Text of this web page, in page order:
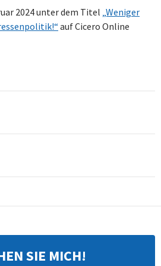
2024 unter dem Titel „Weniger
auf Cicero Online
SIE MICH!